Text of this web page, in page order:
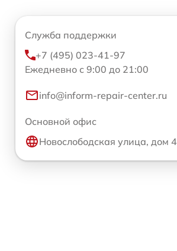
Служба поддержки
+7 (495) 023-41-97
Ежедневно с 9:00 до 21:00
info@inform-repair-center.ru
Основной офис
Новослободская улица, дом 4